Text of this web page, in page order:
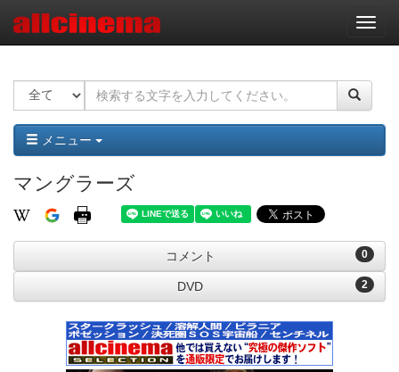
ナ
ビ
ー
ョ
ン
メニュー
マングラーズ
0
コメント
2
DVD